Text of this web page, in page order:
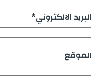
البريد الالكتروني*
الموقع